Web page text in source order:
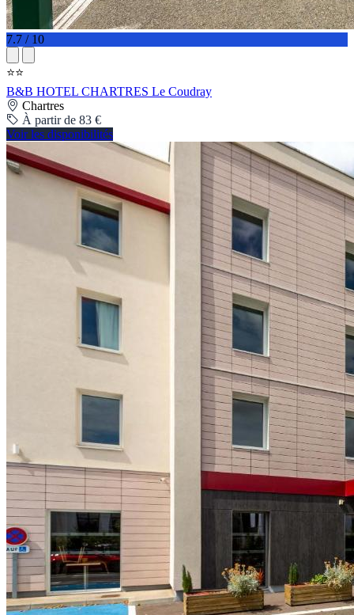
7.7 / 10
⭐⭐
B&B HOTEL CHARTRES Le Coudray
Chartres
À partir de 83 €
Voir les disponibilités